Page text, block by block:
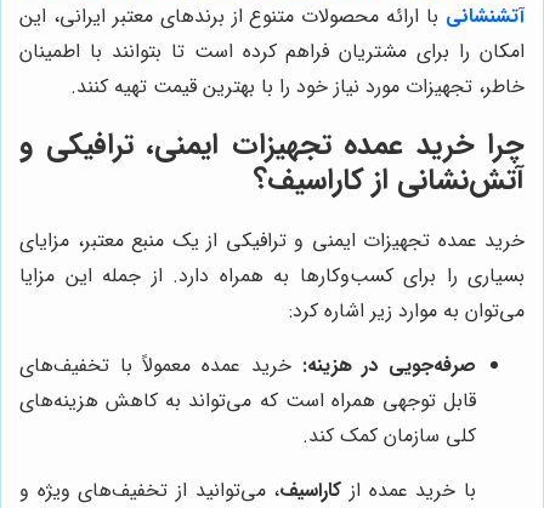
آتشنشانی با ارائه محصولات متنوع از برندهای معتبر ایرانی، این
امکان را برای مشتریان فراهم کرده است تا بتوانند با اطمینان
خاطر، تجهیزات مورد نیاز خود را با بهترین قیمت تهیه کنند.
چرا خرید عمده تجهیزات ایمنی، ترافیکی و
آتش‌نشانی از کاراسیف؟
خرید عمده تجهیزات ایمنی و ترافیکی از یک منبع معتبر، مزایای
بسیاری را برای کسب‌وکارها به همراه دارد. از جمله این مزایا
می‌توان به موارد زیر اشاره کرد:
صرفه‌جویی در هزینه: خرید عمده معمولاً با تخفیف‌های
قابل توجهی همراه است که می‌تواند به کاهش هزینه‌های
کلی سازمان کمک کند.
با خرید عمده از کاراسیف، می‌توانید از تخفیف‌های ویژه و